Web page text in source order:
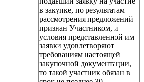
в закупке, по результатам
рассмотрения предложений
признан Участником, и
условия представленной им
заявки удовлетворяют
требованиям настоящей
закупочной документации,
то такой участник обязан в